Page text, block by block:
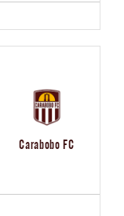
Carabobo FC